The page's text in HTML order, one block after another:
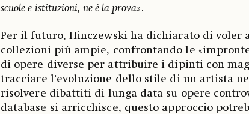
scuole e istituzioni, ne è la prova».
Per il futuro, Hinczewski ha dichiarato di voler
collezioni più ampie, confrontando le
di opere diverse per attribuire i dipinti con
tracciare l’evoluzione dello stile di un artista
risolvere dibattiti di lunga data su opere
database si arricchisce, questo approccio